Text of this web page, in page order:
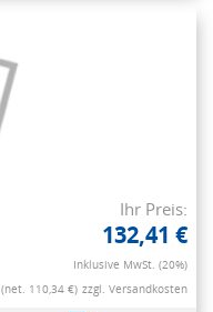
Ihr Preis:
132,41 €
Inklusive MwSt. (20%)
(net. 110,34 €) zzgl. Versandkosten